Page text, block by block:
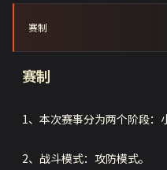
赛制
赛制
1、本次赛事分为两个阶段：
2、战斗模式：攻防模式。